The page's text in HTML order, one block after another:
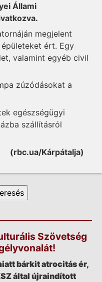
Állami
megjelent
ért. Egy
valamint egyéb civil
zúzódásokat a
egészségügyi
szállításról
(rbc.ua/Kárpátalja)
Szövetség
bárkit atrocitás ér,
által újraindított